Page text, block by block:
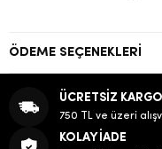
ÖDEME SEÇENEKLERI
ÜCRETSİZ KARGO
750 TL ve üzeri
KOLAY İADE